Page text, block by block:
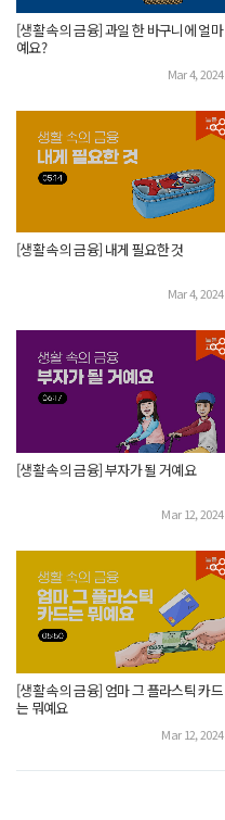
[생활 속의 금융] 과일 한 바구니에 얼마
예요?
Mar 4, 2024
[생활 속의 금융] 내게 필요한 것
Mar 4, 2024
[생활 속의 금융] 부자가 될 거예요
Mar 12, 2024
[생활 속의 금융] 엄마 그 플라스틱 카드
는 뭐예요
Mar 12, 2024